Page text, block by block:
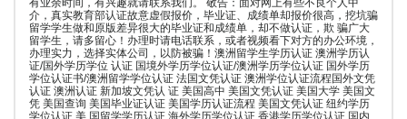
有业余时间，有兴趣就请联系我们。 敬告：面对网上有些不良个人中
介，真实教育部认证故意虚假报价，毕业证、成绩单却报价很高，挖坑骗
留学学生做和原版差异很大的毕业证和成绩单，却不做认证，欺 骗广大
留学生，请多留心！办理时请电话联系，或者视频看下对方的办公环境，
办理实力，选择实体公司，以防被骗！澳洲留学生学历认证 澳洲学历认
证/国外学历学位 认证 国境外学历学位认证/澳洲学历学位认证 国外学历
学位认证书/澳洲留学学位认证 法国文凭认证 澳洲学位认证流程国外文凭
认证 澳洲认证 新加坡文凭认 证 美国高中 美国文凭认证 美国大学 美国文
凭 美国查询 美国毕业证认证 美国学历认证流程 美国文凭认证 纽约学历